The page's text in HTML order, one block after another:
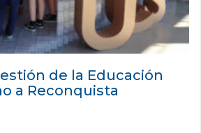
de la Educación
a Reconquista